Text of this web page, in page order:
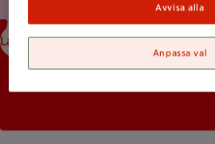
Ladda ned ICA-appen
Avvisa alla
Anpassa val